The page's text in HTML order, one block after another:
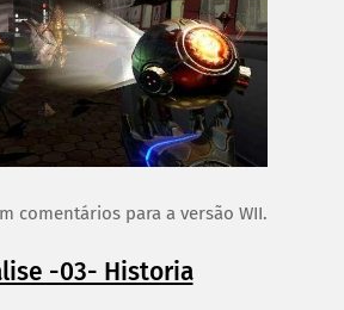
comentários para a versão WII.
-03- Historia